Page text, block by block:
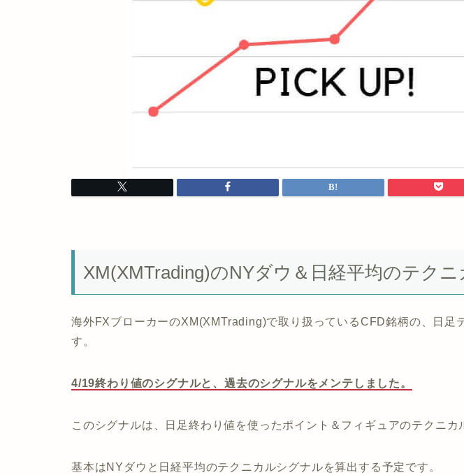
XM(XMTrading)のNYダウ＆日経平均のテク
海外FXブローカーのXM(XMTrading)で取り扱っているCFD銘柄の、日足
す。
4/19終わり値のシグナルと、過去のシグナルをメンテしました。
このシグナルは、日足終わり値を使ったポイント＆フィギュアのテクニカ
基本はNYダウと日経平均のテクニカルシグナルを算出する予定です。